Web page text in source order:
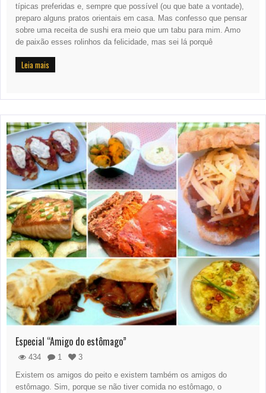
típicas preferidas e, sempre que possível (ou que bate a vontade),
preparo alguns pratos orientais em casa. Mas confesso que pensar
sobre uma receita de sushi era meio que um tabu para mim. Amo
de paixão esses rolinhos da felicidade, mas sei lá porquê
Leia mais
Especial “Amigo do estômago”
434 1
3
Existem os amigos do peito e existem também os amigos do
estômago. Sim, porque se não tiver comida no estômago, o